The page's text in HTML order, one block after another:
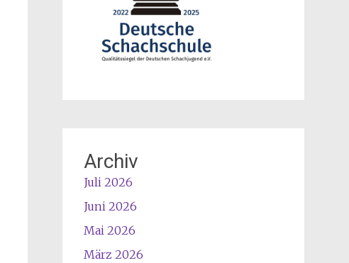
Archiv
Juli 2026
Juni 2026
Mai 2026
März 2026